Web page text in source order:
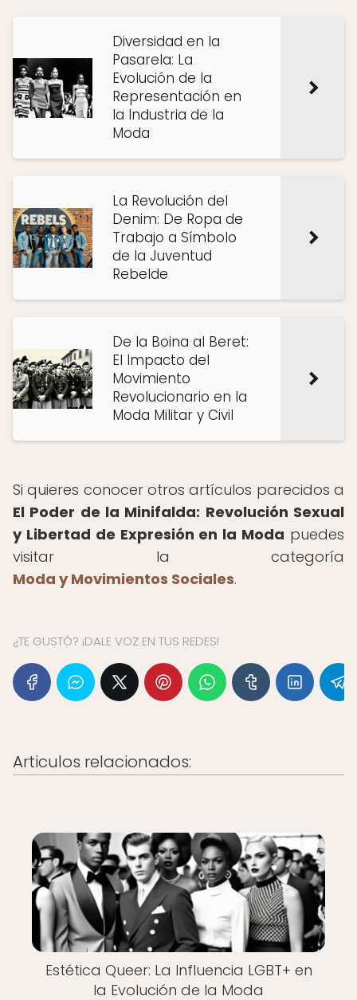
Diversidad en la
Pasarela: La
Evolución de la
Representación en
la Industria de la
Moda
La Revolución del
Denim: De Ropa de
Trabajo a Símbolo
de la Juventud
Rebelde
De la Boina al Beret:
El Impacto del
Movimiento
Revolucionario en la
Moda Militar y Civil
Si quieres conocer otros artículos parecidos a
El Poder de la Minifalda: Revolución Sexual
y Libertad de Expresión en la Moda puedes
visitar la categoría
Moda y Movimientos Sociales.
¿TE GUSTÓ? ¡DALE VOZ EN TUS REDES!
Articulos relacionados:
Estética Queer: La Influencia LGBT+ en
la Evolución de la Moda